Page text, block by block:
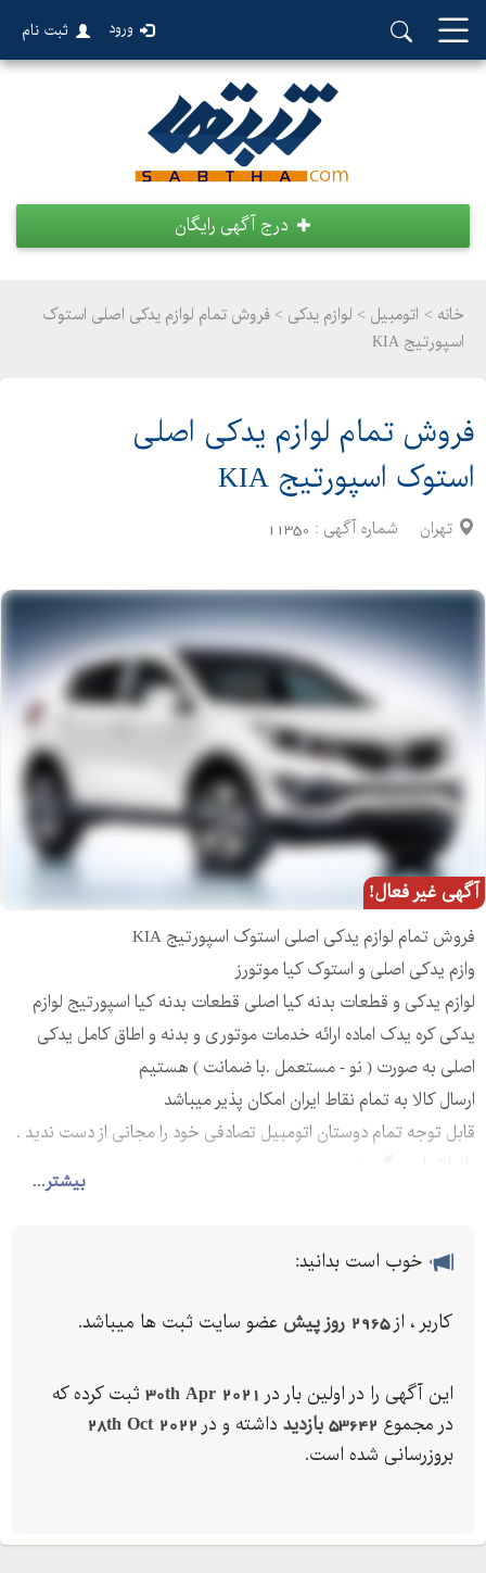
ورود ثبت نام
درج آگهی رایگان
خانه > اتومبیل > لوازم یدکی > فروش تمام لوازم یدکی اصلی استوک
اسپورتیج KIA
فروش تمام لوازم یدکی اصلی
استوک اسپورتیج KIA
تهران شماره آگهی : 11350
آگهی غیر فعال!
بیشتر...
فروش تمام لوازم یدکی اصلی استوک اسپورتیج KIA
وازم یدکی اصلی و استوک کیا موتورز
لوازم یدکی و قطعات بدنه کیا اصلی قطعات بدنه کیا اسپورتیج لوازم
یدکی کره یدک اماده ارائه خدمات موتوری و بدنه و اطاق کامل یدکی
اصلی به صورت ( نو - مستعمل .با ضمانت ) هستیم
ارسال کالا به تمام نقاط ایران امکان پذیر میباشد
قابل توجه تمام دوستان اتومبیل تصادفی خود را مجانی از دست ندید .
با ما تماس بگیرید
خوب است بدانید:
کاربر ، از2965 روز پیش عضو سایت ثبت ها میباشد.
این آگهی را در اولین بار در 30th Apr 2021 ثبت کرده که
در مجموع 53642 بازدید داشته و در 28th Oct 2022
بروزرسانی شده است.